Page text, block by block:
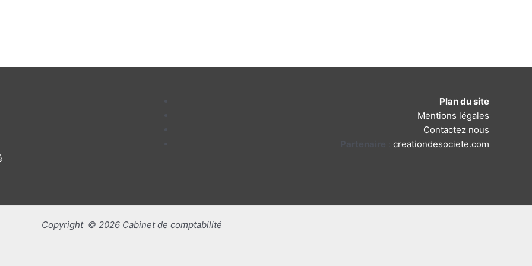
Plan du site
Mentions légales
Contactez nous
creationdesociete.com
Copyright © 2026 Cabinet de comptabilité